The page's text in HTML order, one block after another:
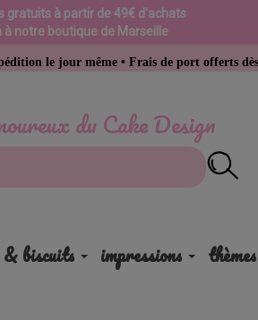
gratuits à partir de 49€ d'achats
à notre boutique de Marseille
du Cake Design
même • Frais de port offerts dès 49 €
& biscuits impressions thèmes